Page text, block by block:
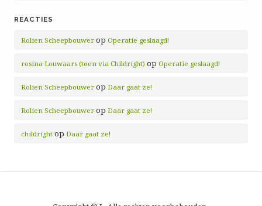
REACTIES
Rolien Scheepbouwer op Operatie geslaagd!
rosina Louwaars (toen via Childright) op Operatie geslaagd!
Rolien Scheepbouwer op Daar gaat ze!
Rolien Scheepbouwer op Daar gaat ze!
childright op Daar gaat ze!